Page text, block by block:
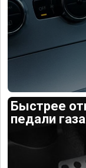
Быстрее
педали